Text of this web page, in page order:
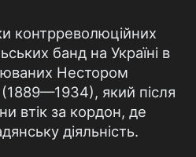
контрреволюційних
банд на Україні в
Нестором
який після
втік за кордон, де
діяльність.